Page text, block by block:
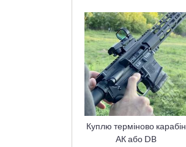
Куплю терміново карабін
АК або DB